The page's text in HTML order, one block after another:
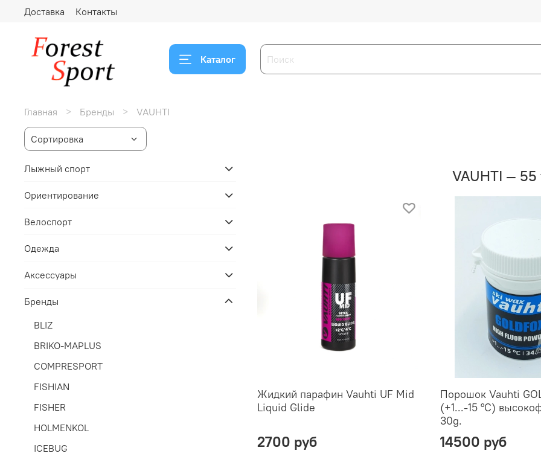
Доставка Контакты
Каталог
Главная Бренды VAUHTI
VAUHTI — 55
Жидкий парафин Vauhti UF Mid
Liquid Glide
2700 руб
Порошок Vauhti
(+1...-15 °C)
30g.
14500 руб
Лыжный спорт
Ориентирование
Велоспорт
Одежда
Аксессуары
Бренды
BLIZ
BRIKO-MAPLUS
COMPRESPORT
FISHIAN
FISHER
HOLMENKOL
ICEBUG